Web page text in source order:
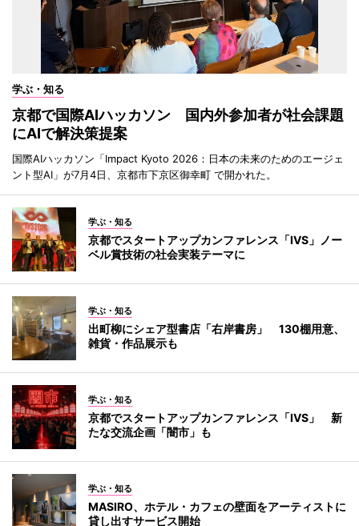
学ぶ・知る
京都で国際AIハッカソン 国内外参加者が社会課題
にAIで解決策提案
国際AIハッカソン「Impact Kyoto 2026：日本の未来のためのエージェ
ント型AI」が7月4日、京都市下京区御幸町 で開かれた。
学ぶ・知る
京都でスタートアップカンファレンス「IVS」ノー
ベル賞技術の社会実装テーマに
学ぶ・知る
出町柳にシェア型書店「右岸書房」 130棚用意、
雑貨・作品展示も
学ぶ・知る
京都でスタートアップカンファレンス「IVS」 新
たな交流企画「闇市」も
学ぶ・知る
MASIRO、ホテル・カフェの壁面をアーティストに
貸し出すサービス開始